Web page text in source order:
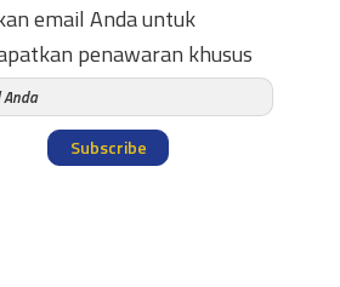
email Anda untuk
penawaran khusus
Subscribe